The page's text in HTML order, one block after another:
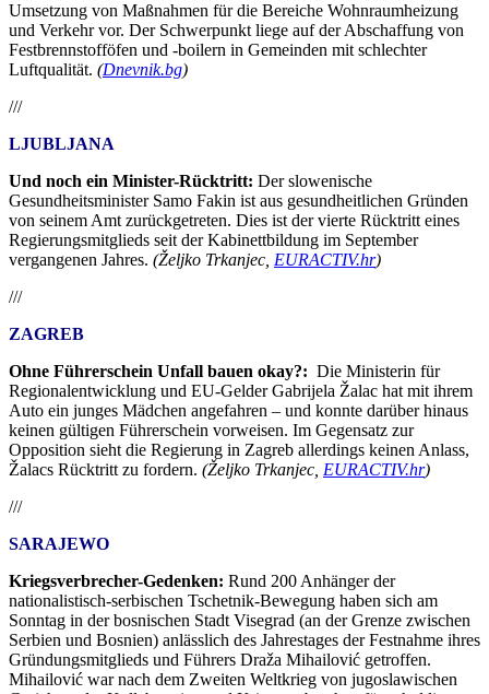
Umsetzung von Maßnahmen für die Bereiche Wohnraumheizung
und Verkehr vor. Der Schwerpunkt liege auf der Abschaffung von
Festbrennstofföfen und -boilern in Gemeinden mit schlechter
Luftqualität. (Dnevnik.bg)
///
LJUBLJANA
Und noch ein Minister-Rücktritt: Der slowenische
Gesundheitsminister Samo Fakin ist aus gesundheitlichen Gründen
von seinem Amt zurückgetreten. Dies ist der vierte Rücktritt eines
Regierungsmitglieds seit der Kabinettbildung im September
vergangenen Jahres. (Željko Trkanjec, EURACTIV.hr)
///
ZAGREB
Ohne Führerschein Unfall bauen okay?: Die Ministerin für
Regionalentwicklung und EU-Gelder Gabrijela Žalac hat mit ihrem
Auto ein junges Mädchen angefahren – und konnte darüber hinaus
keinen gültigen Führerschein vorweisen. Im Gegensatz zur
Opposition sieht die Regierung in Zagreb allerdings keinen Anlass,
Žalacs Rücktritt zu fordern. (Željko Trkanjec, EURACTIV.hr)
///
SARAJEWO
Kriegsverbrecher-Gedenken: Rund 200 Anhänger der
nationalistisch-serbischen Tschetnik-Bewegung haben sich am
Sonntag in der bosnischen Stadt Visegrad (an der Grenze zwischen
Serbien und Bosnien) anlässlich des Jahrestages der Festnahme ihres
Gründungsmitglieds und Führers Draža Mihailović getroffen.
Mihailović war nach dem Zweiten Weltkrieg von jugoslawischen